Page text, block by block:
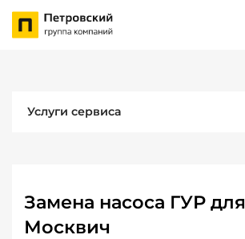
Услуги сервиса
Замена насоса ГУР для
Москвич